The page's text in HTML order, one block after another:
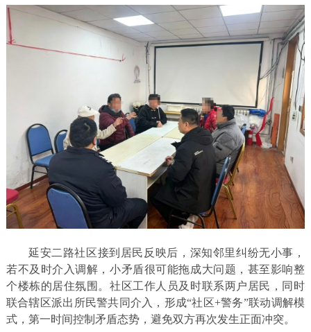
延安二路社区接到居民反映后，深知邻里纠纷无小事，
若不及时介入调解，小矛盾很可能拖成大问题，甚至影响整
个楼栋的居住氛围。社区工作人员及时联系两户居民，同时
联合辖区派出所民警共同介入，形成“社区+警务”联动调解模
式，第一时间控制矛盾态势，避免双方再次发生正面冲突。